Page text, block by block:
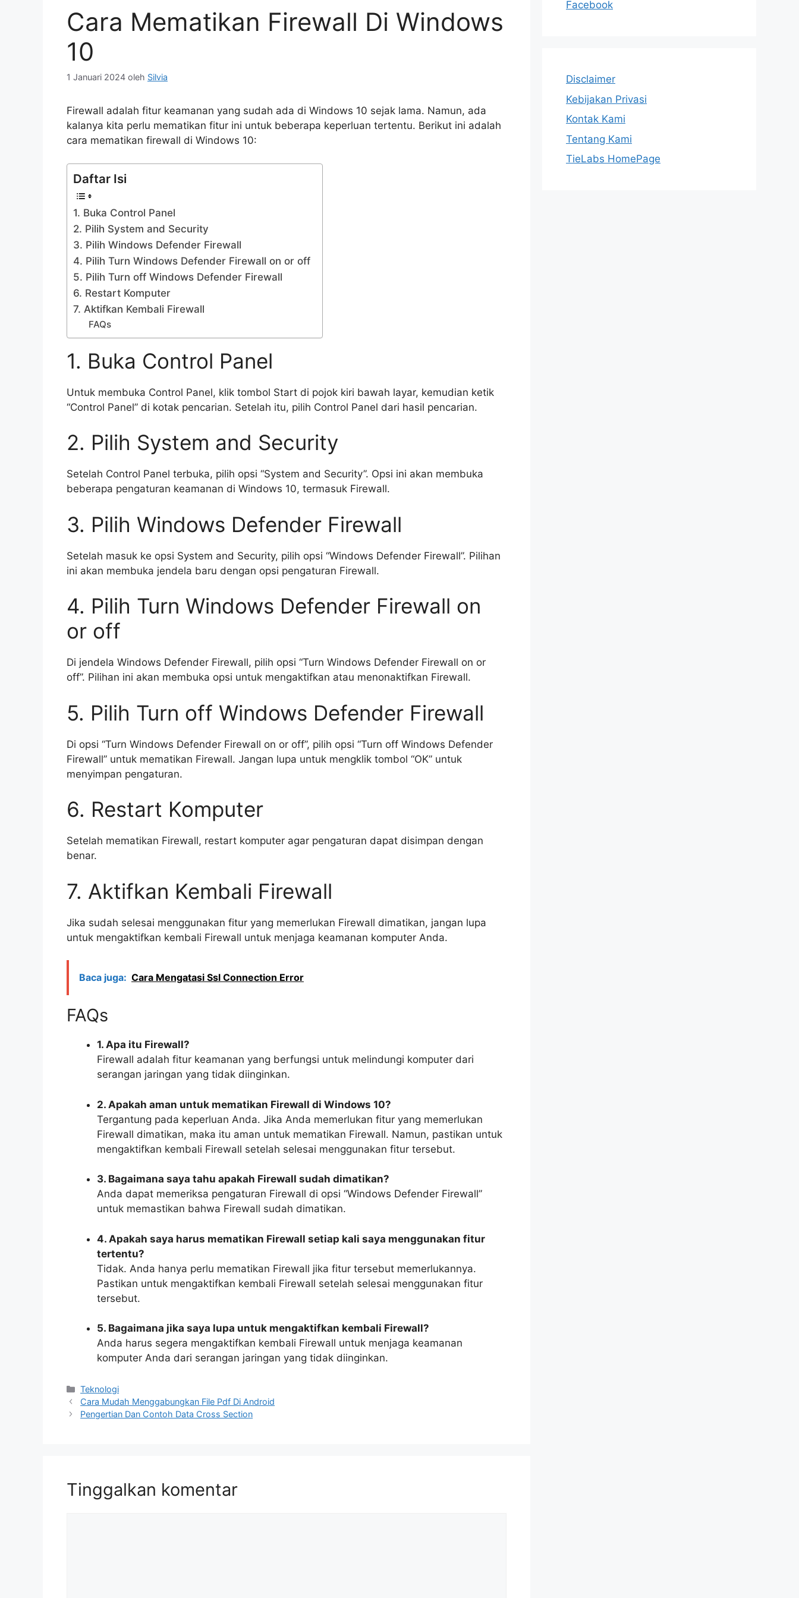
Cara Mematikan Firewall Di Windows
10
1 Januari 2024 oleh Silvia
Firewall adalah fitur keamanan yang sudah ada di Windows 10 sejak lama. Namun, ada
kalanya kita perlu mematikan fitur ini untuk beberapa keperluan tertentu. Berikut ini adalah
cara mematikan firewall di Windows 10:
Daftar Isi
1. Buka Control Panel
2. Pilih System and Security
3. Pilih Windows Defender Firewall
4. Pilih Turn Windows Defender Firewall on or off
5. Pilih Turn off Windows Defender Firewall
6. Restart Komputer
7. Aktifkan Kembali Firewall
FAQs
1. Buka Control Panel
Untuk membuka Control Panel, klik tombol Start di pojok kiri bawah layar, kemudian ketik
“Control Panel” di kotak pencarian. Setelah itu, pilih Control Panel dari hasil pencarian.
2. Pilih System and Security
Setelah Control Panel terbuka, pilih opsi “System and Security”. Opsi ini akan membuka
beberapa pengaturan keamanan di Windows 10, termasuk Firewall.
3. Pilih Windows Defender Firewall
Setelah masuk ke opsi System and Security, pilih opsi “Windows Defender Firewall”. Pilihan
ini akan membuka jendela baru dengan opsi pengaturan Firewall.
4. Pilih Turn Windows Defender Firewall on
or off
Di jendela Windows Defender Firewall, pilih opsi “Turn Windows Defender Firewall on or
off”. Pilihan ini akan membuka opsi untuk mengaktifkan atau menonaktifkan Firewall.
5. Pilih Turn off Windows Defender Firewall
Di opsi “Turn Windows Defender Firewall on or off”, pilih opsi “Turn off Windows Defender
Firewall” untuk mematikan Firewall. Jangan lupa untuk mengklik tombol “OK” untuk
menyimpan pengaturan.
6. Restart Komputer
Setelah mematikan Firewall, restart komputer agar pengaturan dapat disimpan dengan
benar.
7. Aktifkan Kembali Firewall
Jika sudah selesai menggunakan fitur yang memerlukan Firewall dimatikan, jangan lupa
untuk mengaktifkan kembali Firewall untuk menjaga keamanan komputer Anda.
Baca juga: Cara Mengatasi Ssl Connection Error
FAQs
1. Apa itu Firewall?
Firewall adalah fitur keamanan yang berfungsi untuk melindungi komputer dari
serangan jaringan yang tidak diinginkan.
2. Apakah aman untuk mematikan Firewall di Windows 10?
Tergantung pada keperluan Anda. Jika Anda memerlukan fitur yang memerlukan
Firewall dimatikan, maka itu aman untuk mematikan Firewall. Namun, pastikan untuk
mengaktifkan kembali Firewall setelah selesai menggunakan fitur tersebut.
3. Bagaimana saya tahu apakah Firewall sudah dimatikan?
Anda dapat memeriksa pengaturan Firewall di opsi “Windows Defender Firewall”
untuk memastikan bahwa Firewall sudah dimatikan.
4. Apakah saya harus mematikan Firewall setiap kali saya menggunakan fitur
tertentu?
Tidak. Anda hanya perlu mematikan Firewall jika fitur tersebut memerlukannya.
Pastikan untuk mengaktifkan kembali Firewall setelah selesai menggunakan fitur
tersebut.
5. Bagaimana jika saya lupa untuk mengaktifkan kembali Firewall?
Anda harus segera mengaktifkan kembali Firewall untuk menjaga keamanan
komputer Anda dari serangan jaringan yang tidak diinginkan.
Kategori
Teknologi
Cara Mudah Menggabungkan File Pdf Di Android
Pengertian Dan Contoh Data Cross Section
Tinggalkan komentar
Facebook
Disclaimer
Kebijakan Privasi
Kontak Kami
Tentang Kami
TieLabs HomePage